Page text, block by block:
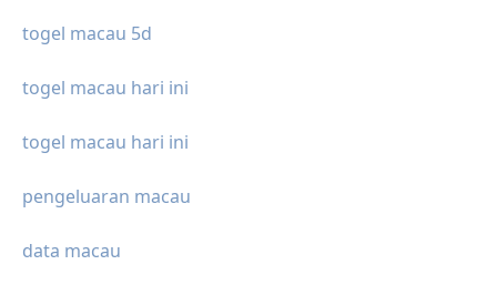
togel macau 5d
togel macau hari ini
togel macau hari ini
pengeluaran macau
data macau